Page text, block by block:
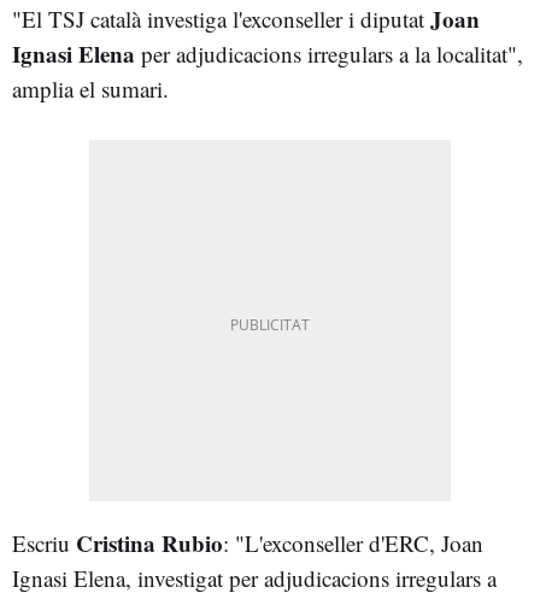
"El TSJ català investiga l'exconseller i diputat Joan
Ignasi Elena per adjudicacions irregulars a la localitat",
amplia el sumari.
Escriu Cristina Rubio: "L'exconseller d'ERC, Joan
Ignasi Elena, investigat per adjudicacions irregulars a